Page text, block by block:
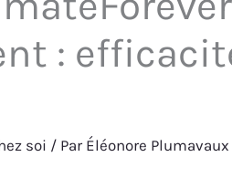
:
soi / Par Éléonore Plumavaux